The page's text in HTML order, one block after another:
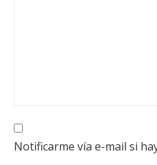
Notificarme vía e-mail si